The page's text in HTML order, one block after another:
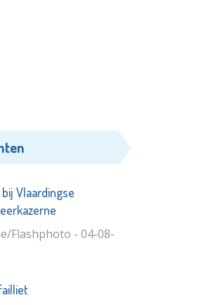
Vlaardingse
Flashphoto - 04-08-